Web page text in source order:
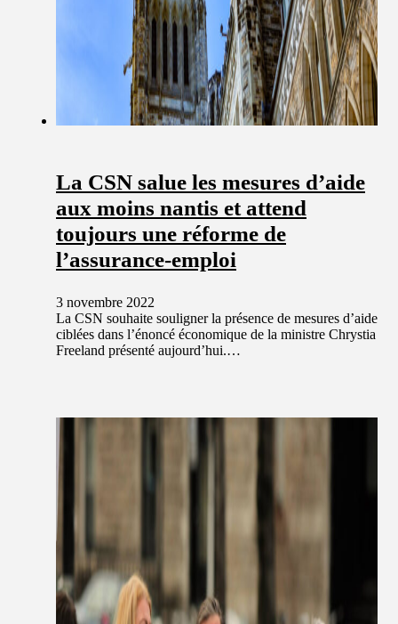
La CSN salue les mesures d’aide
aux moins nantis et attend
toujours une réforme de
l’assurance-emploi
3 novembre 2022
La CSN souhaite souligner la présence de mesures d’aide
ciblées dans l’énoncé économique de la ministre Chrystia
Freeland présenté aujourd’hui.…